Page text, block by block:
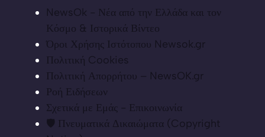
NewsOk - Νέα από την Ελλάδα και τον
Κόσμο & Ιστορικά Βίντεο
Όροι Χρήσης Ιστότοπου Newsok.gr
Πολιτική Cookies
Πολιτική Απορρήτου – NewsOK.gr
Ροή Ειδήσεων
Σχετικά με Εμάς - Επικοινωνία
🛡️ Πνευματικά Δικαιώματα (Copyright